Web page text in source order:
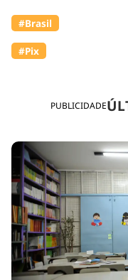
PUBLICIDADE
#Brasil
#Pix